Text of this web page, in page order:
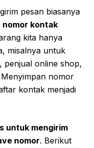
pesan biasanya
nomor kontak
kita hanya
misalnya untuk
penjual online shop,
nomor
kontak menjadi
untuk mengirim
nomor. Berikut